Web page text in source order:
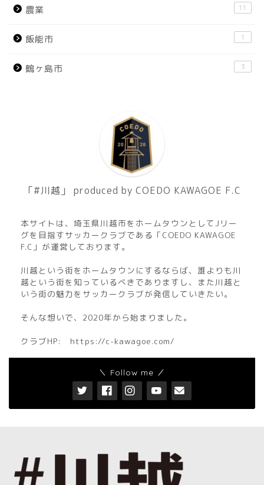
農業 11
飯能市 1
鶴ヶ島市 3
「#川越」 produced by COEDO KAWAGOE F.C
本サイトは、埼玉県川越市をホームタウンとしてJリー
グを目指すサッカークラブである「COEDO KAWAGOE
F.C」が運営しております。
川越という街をホームタウンにするならば、誰よりも川
越という街を知っているべきでありますし、また川越と
いう街の魅力をサッカークラブが発信していきたい。
そんな想いで、2020年から始まりました。
クラブHP: https://c-kawagoe.com/
＼ Follow me ／